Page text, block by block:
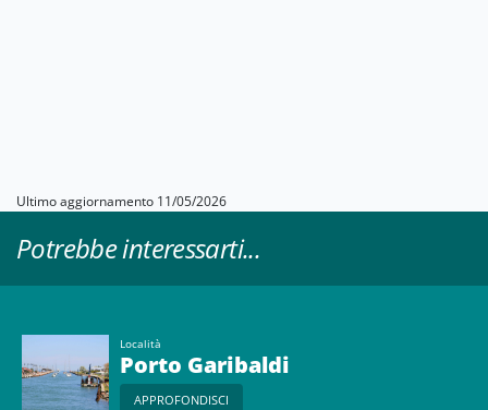
Ultimo aggiornamento 11/05/2026
Potrebbe interessarti...
Località
Porto Garibaldi
APPROFONDISCI